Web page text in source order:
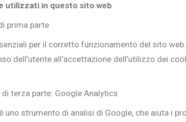
utilizzati in questo sito web
prima parte
per il corretto funzionamento del sito
dell’utente all’accettazione dell’utilizzo dei
terza parte: Google Analytics
uno strumento di analisi di Google, che aiuta i